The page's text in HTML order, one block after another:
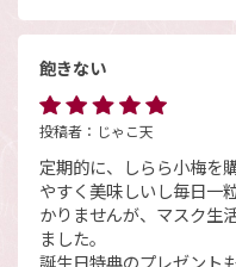
飽きない
投稿者： じゃこ天
定期的に、しらら小梅を
やすく美味しいし毎日一
かりませんが、マスク生
ました。